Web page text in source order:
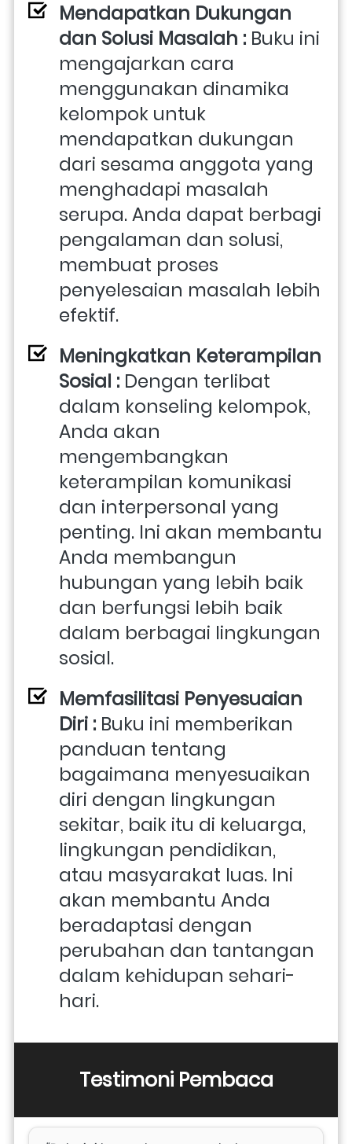
Mendapatkan Dukungan
dan Solusi Masalah : Buku ini
mengajarkan cara
menggunakan dinamika
kelompok untuk
mendapatkan dukungan
dari sesama anggota yang
menghadapi masalah
serupa. Anda dapat berbagi
pengalaman dan solusi,
membuat proses
penyelesaian masalah lebih
efektif.
Meningkatkan Keterampilan
Sosial : Dengan terlibat
dalam konseling kelompok,
Anda akan
mengembangkan
keterampilan komunikasi
dan interpersonal yang
penting. Ini akan membantu
Anda membangun
hubungan yang lebih baik
dan berfungsi lebih baik
dalam berbagai lingkungan
sosial.
Memfasilitasi Penyesuaian
Diri : Buku ini memberikan
panduan tentang
bagaimana menyesuaikan
diri dengan lingkungan
sekitar, baik itu di keluarga,
lingkungan pendidikan,
atau masyarakat luas. Ini
akan membantu Anda
beradaptasi dengan
perubahan dan tantangan
dalam kehidupan sehari-
hari.
Testimoni Pembaca